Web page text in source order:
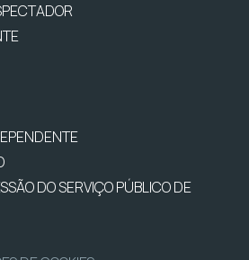
DO SERVIÇO PÚBLICO DE